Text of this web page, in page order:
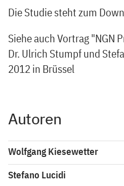
Die Studie steht zum
Siehe auch Vortrag "NGN
Dr. Ulrich Stumpf und
2012 in Brüssel
Autoren
Wolfgang Kiesewetter
Stefano Lucidi